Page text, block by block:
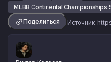
MLBB Continental Championships
Поделиться
Источник: